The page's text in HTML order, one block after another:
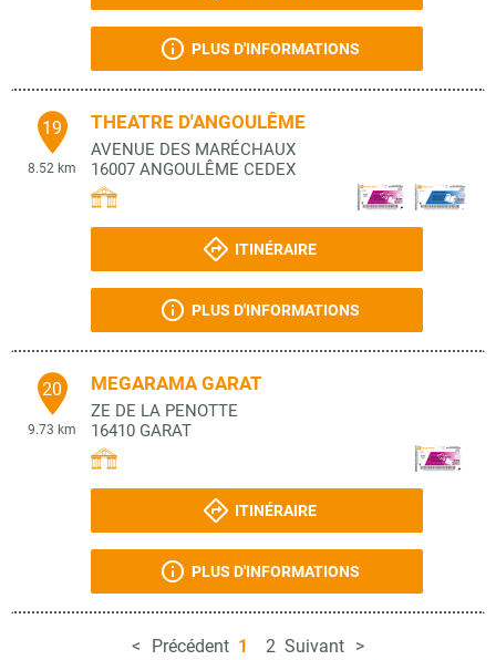
PLUS D'INFORMATIONS
19
8.52 km
THEATRE D'ANGOULÊME
AVENUE DES MARÉCHAUX
16007 ANGOULÊME CEDEX
ITINÉRAIRE
PLUS D'INFORMATIONS
20
9.73 km
MEGARAMA GARAT
ZE DE LA PENOTTE
16410 GARAT
ITINÉRAIRE
PLUS D'INFORMATIONS
Précédent 1 2 Suivant